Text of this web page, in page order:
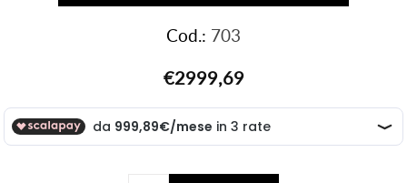
Cod.: 703
€2999,69